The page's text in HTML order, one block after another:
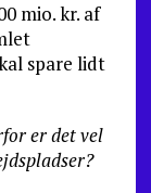
mio. kr. af
spare lidt
er det vel